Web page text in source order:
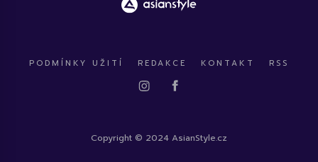
PODMÍNKY UŽITÍ REDAKCE KONTAKT RSS
Copyright © 2024 AsianStyle.cz